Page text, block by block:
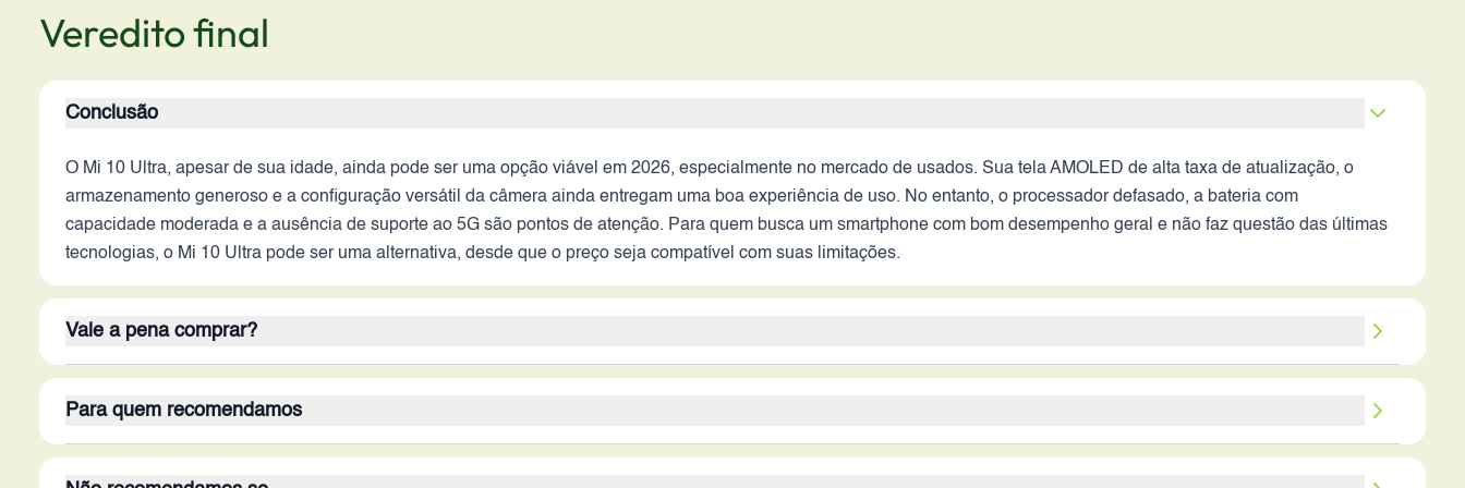
Veredito final
Conclusão
O Mi 10 Ultra, apesar de sua idade, ainda pode ser uma opção viável em 2026, especialmente no mercado de usados. Sua tela AMOLED de alta taxa de atualização, o
armazenamento generoso e a configuração versátil da câmera ainda entregam uma boa experiência de uso. No entanto, o processador defasado, a bateria com
capacidade moderada e a ausência de suporte ao 5G são pontos de atenção. Para quem busca um smartphone com bom desempenho geral e não faz questão das últimas
tecnologias, o Mi 10 Ultra pode ser uma alternativa, desde que o preço seja compatível com suas limitações.
Vale a pena comprar?
interno e câmera versátil. Para quem busca um smartphone com bom desempenho em tarefas do dia a dia e não necessita das últimas tecnologias, o Mi 10 Ultra pode ser
uma boa opção, especialmente se encontrado por um preço atrativo no mercado de usados. No entanto, é importante estar ciente de suas limitações, como o processador
Para quem recomendamos